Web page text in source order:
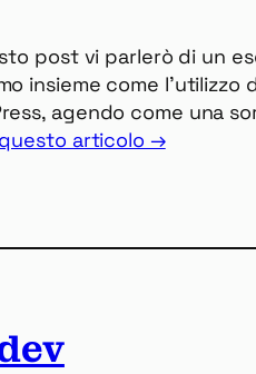
post vi parlerò di un
insieme come
agendo come una
articolo →